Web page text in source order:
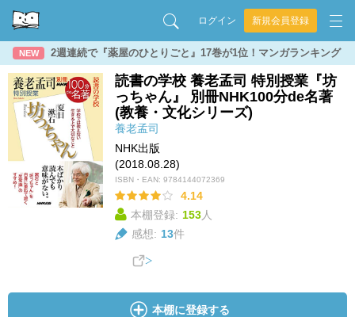
ログイン 新規会員登録
NEW 2週連続で『薬屋のひとりごと』17巻が1位！マンガランキング
読書の学校 養老孟司 特別授業『坊
っちゃん』 別冊NHK100分de名著
(教養・文化シリーズ)
養老孟司
NHK出版
(2018.08.28)
ISBN・EAN: 9784144072369
4.14
本棚登録: 153人
感想: 13件
本棚に登録する